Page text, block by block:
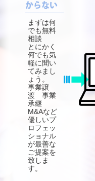
からない
まずは何
でも無料
相談
とにかく
何でも気
軽に聞い
てみまし
ょう。
事業譲
渡 事業
承継
M&Aなど
優しいプ
ロフェッ
ショナル
が最善な
ご提案を
致しま
す。